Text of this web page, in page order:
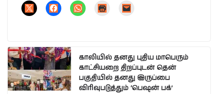
காலியில் தனது புதிய மாபெரும்
காட்சியறை திறப்புடன் தென்
பகுதியில் தனது இருப்பை
விரிவுபடுத்தும் ‘பெஷன் பக்’